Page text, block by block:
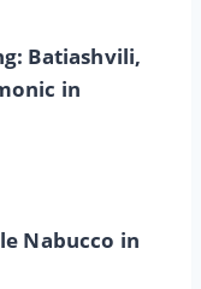
Batiashvili,
in
Nabucco in